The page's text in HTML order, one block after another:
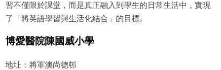
習不僅限於課堂，而是真正融入到學生的日常生活中，實現
了「將英語學習與生活化結合」的目標。
博愛醫院陳國威小學
地址：將軍澳尚德邨